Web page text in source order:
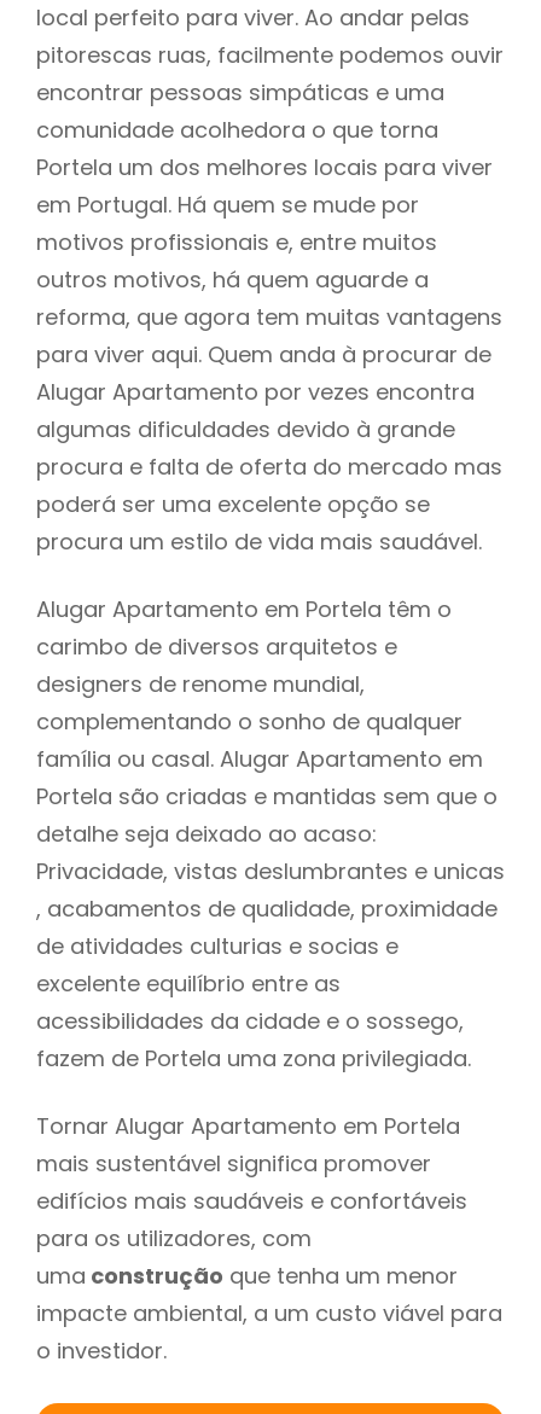
local perfeito para viver. Ao andar pelas
pitorescas ruas, facilmente podemos ouvir
encontrar pessoas simpáticas e uma
comunidade acolhedora o que torna
Portela um dos melhores locais para viver
em Portugal. Há quem se mude por
motivos profissionais e, entre muitos
outros motivos, há quem aguarde a
reforma, que agora tem muitas vantagens
para viver aqui. Quem anda à procurar de
Alugar Apartamento por vezes encontra
algumas dificuldades devido à grande
procura e falta de oferta do mercado mas
poderá ser uma excelente opção se
procura um estilo de vida mais saudável.
Alugar Apartamento em Portela têm o
carimbo de diversos arquitetos e
designers de renome mundial,
complementando o sonho de qualquer
família ou casal. Alugar Apartamento em
Portela são criadas e mantidas sem que o
detalhe seja deixado ao acaso:
Privacidade, vistas deslumbrantes e unicas
, acabamentos de qualidade, proximidade
de atividades culturias e socias e
excelente equilíbrio entre as
acessibilidades da cidade e o sossego,
fazem de Portela uma zona privilegiada.
Tornar Alugar Apartamento em Portela
mais sustentável significa promover
edifícios mais saudáveis e confortáveis
para os utilizadores, com
uma construção que tenha um menor
impacte ambiental, a um custo viável para
o investidor.